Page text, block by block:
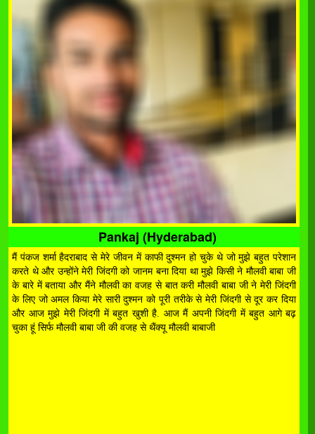
Pankaj (Hyderabad)
मैं पंकज शर्मा हैदराबाद से मेरे जीवन में काफी दुश्मन हो चुके थे जो मुझे बहुत परेशान
करते थे और उन्होंने मेरी जिंदगी को जानम बना दिया था मुझे किसी ने मौलवी बाबा जी
के बारे में बताया और मैंने मौलवी का वजह से बात करी मौलवी बाबा जी ने मेरी जिंदगी
के लिए जो अमल किया मेरे सारी दुश्मन को पूरी तरीके से मेरी जिंदगी से दूर कर दिया
और आज मुझे मेरी जिंदगी में बहुत खुशी है. आज मैं अपनी जिंदगी में बहुत आगे बढ़
चुका हूं सिर्फ मौलवी बाबा जी की वजह से थैंक्यू मौलवी बाबाजी